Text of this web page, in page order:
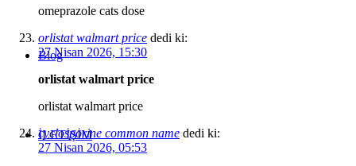
Blog
İLETİŞİM
omeprazole cats dose
orlistat walmart price dedi ki:
27 Nisan 2026, 15:30
orlistat walmart price
orlistat walmart price
cyclosporine common name dedi ki:
27 Nisan 2026, 05:53